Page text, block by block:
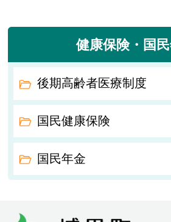
健康保険・国
後期高齢者医療制度
国民健康保険
国民年金